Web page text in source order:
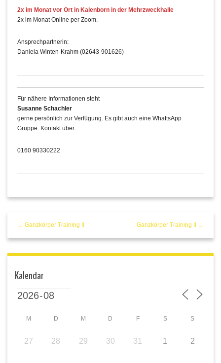
2x im Monat vor Ort in Kalenborn in der Mehrzweckhalle
2x im Monat Online per Zoom.
Ansprechpartnerin:
Daniela Winten-Krahm (02643-901626)
Für nähere Informationen steht
Susanne Schachler
gerne persönlich zur Verfügung. Es gibt auch eine WhattsApp
Gruppe. Kontakt über:
0160 90330222
← Ganzkörper Training II Ganzkörper Training II →
Kalendar
M D M D F S S
27 28 29 30 31 1 2